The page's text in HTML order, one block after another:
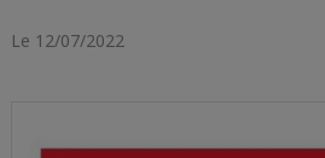
Le 12/07/2022